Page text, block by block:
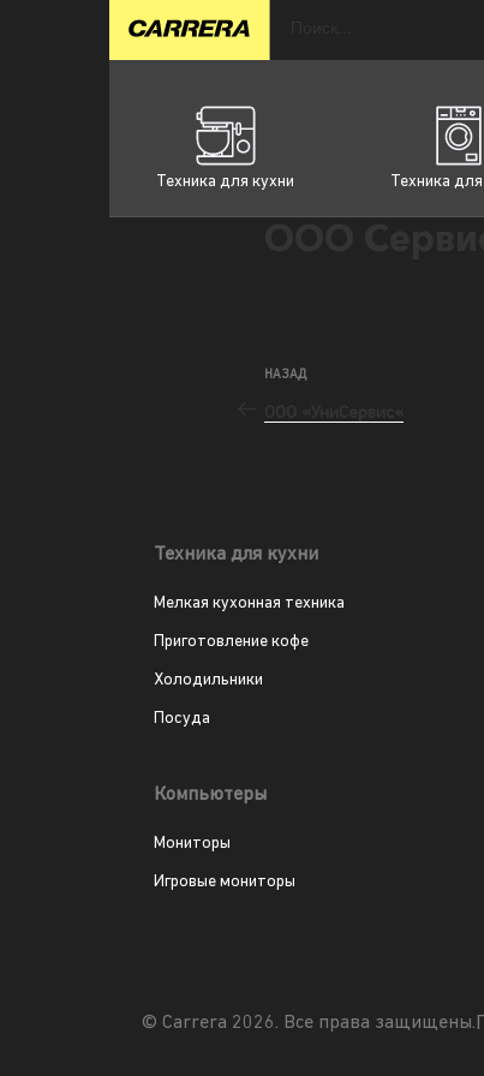
Техника для кухни Техника
НАЗАД
Техника для кухни
Мелкая кухонная техника
Приготовление кофе
Холодильники
Посуда
Компьютеры
Мониторы
Игровые мониторы
© Carrera 2026. Все права защищены.